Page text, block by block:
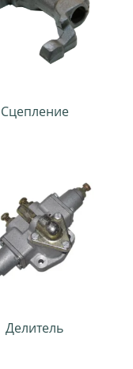
Сцепление
Делитель